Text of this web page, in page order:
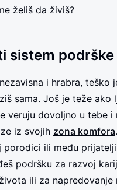
želiš da živiš?
sistem podrške
i hrabra, teško
sama. Još je teže ako
veruju dovoljno u tebe i
iz svojih zona komfora
porodici ili među
podršku za razvoj
ili za napredovanje